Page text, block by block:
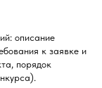
описание
к заявке и
порядок